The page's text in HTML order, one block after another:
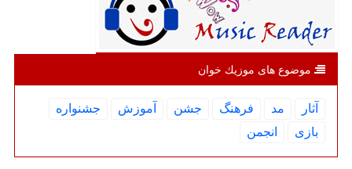
موضوع های موزیك خوان
آثار مد فرهنگ جشن آموزش
جشنواره
بازی
انجمن